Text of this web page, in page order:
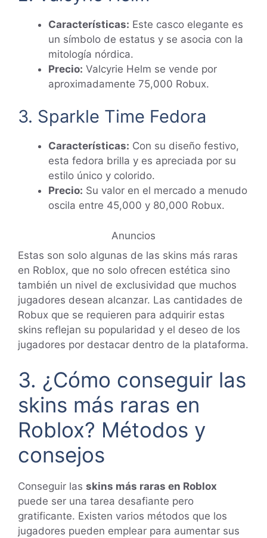
Características: Este casco elegante es
un símbolo de estatus y se asocia con la
mitología nórdica.
Precio: Valcyrie Helm se vende por
aproximadamente 75,000 Robux.
3. Sparkle Time Fedora
Características: Con su diseño festivo,
esta fedora brilla y es apreciada por su
estilo único y colorido.
Precio: Su valor en el mercado a menudo
oscila entre 45,000 y 80,000 Robux.
Anuncios
Estas son solo algunas de las skins más raras
en Roblox, que no solo ofrecen estética sino
también un nivel de exclusividad que muchos
jugadores desean alcanzar. Las cantidades de
Robux que se requieren para adquirir estas
skins reflejan su popularidad y el deseo de los
jugadores por destacar dentro de la plataforma.
3. ¿Cómo conseguir las
skins más raras en
Roblox? Métodos y
consejos
Conseguir las skins más raras en Roblox
puede ser una tarea desafiante pero
gratificante. Existen varios métodos que los
jugadores pueden emplear para aumentar sus